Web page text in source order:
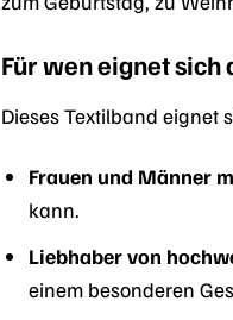
Für wen eignet sich
Dieses Textilband eignet
Frauen und Männer
kann.
Liebhaber von
einem besonderen